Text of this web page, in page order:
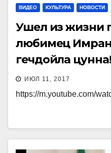
ВИДЕО КУЛЬТУРА НОВОСТИ
Ушел из жизни
любимец
гечдойла цунна!
ИЮЛ 11, 2017
https://m.youtube.com/